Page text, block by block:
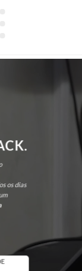
os dias